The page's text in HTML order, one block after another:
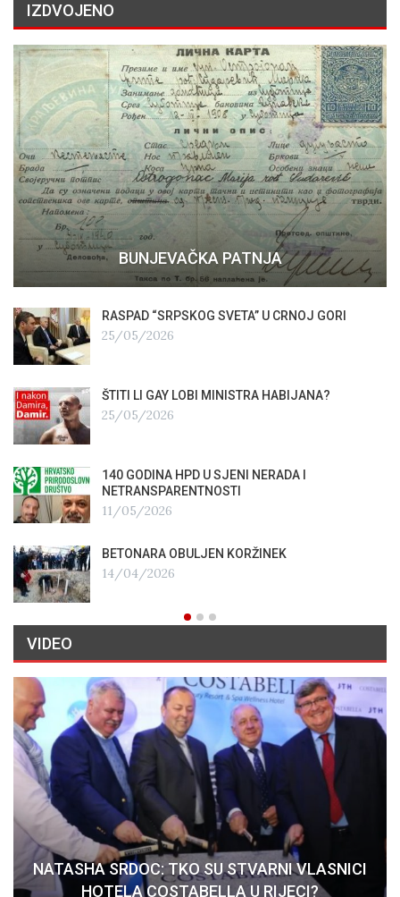
IZDVOJENO
BUNJEVAČKA PATNJA
RASPAD “SRPSKOG SVETA” U CRNOJ GORI
25/05/2026
ŠTITI LI GAY LOBI MINISTRA HABIJANA?
25/05/2026
140 GODINA HPD U SJENI NERADA I
NETRANSPARENTNOSTI
11/05/2026
BETONARA OBULJEN KORŽINEK
14/04/2026
VIDEO
NATASHA SRDOC: TKO SU STVARNI VLASNICI
HOTELA COSTABELLA U RIJECI?